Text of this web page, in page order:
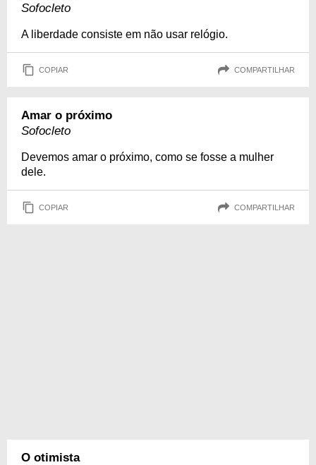
Sofocleto
A liberdade consiste em não usar relógio.
COPIAR COMPARTILHAR
Amar o próximo
Sofocleto
Devemos amar o próximo, como se fosse a mulher
dele.
COPIAR COMPARTILHAR
O otimista